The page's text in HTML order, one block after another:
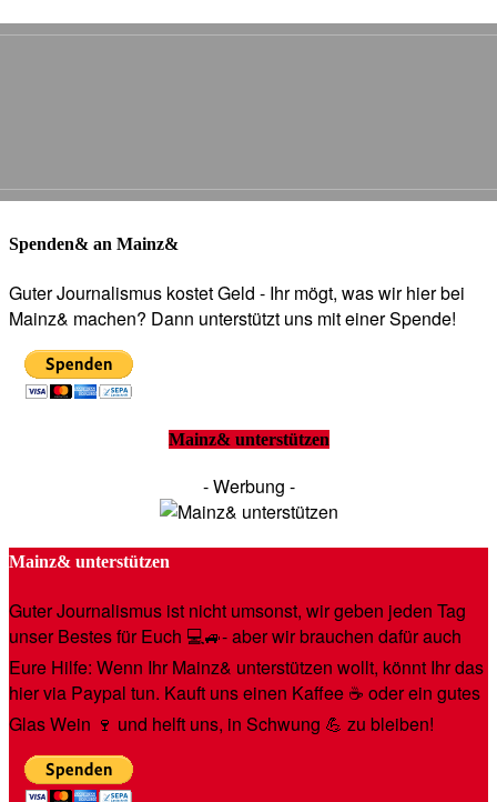
Spenden& an Mainz&
Guter Journalismus kostet Geld - Ihr mögt, was wir hier bei
Mainz& machen? Dann unterstützt uns mit einer Spende!
Mainz& unterstützen
- Werbung -
Mainz& unterstützen
Guter Journalismus ist nicht umsonst, wir geben jeden Tag
unser Bestes für Euch 💻🚙- aber wir brauchen dafür auch
Eure Hilfe: Wenn Ihr Mainz& unterstützen wollt, könnt Ihr das
hier via Paypal tun. Kauft uns einen Kaffee ☕️ oder ein gutes
Glas Wein 🍷 und helft uns, in Schwung 💪 zu bleiben!